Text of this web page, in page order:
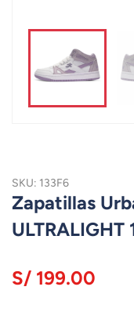
SKU: 133F6
Zapatillas
ULTRALIGHT
S/ 199.00